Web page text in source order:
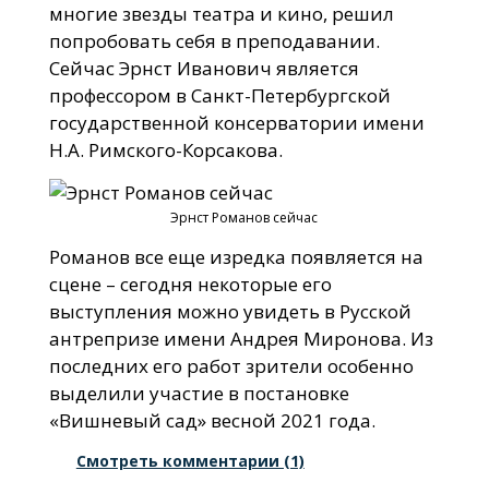
многие звезды театра и кино, решил
попробовать себя в преподавании.
Сейчас Эрнст Иванович является
профессором в Санкт-Петербургской
государственной консерватории имени
Н.А. Римского-Корсакова.
Эрнст Романов сейчас
Романов все еще изредка появляется на
сцене – сегодня некоторые его
выступления можно увидеть в Русской
антрепризе имени Андрея Миронова. Из
последних его работ зрители особенно
выделили участие в постановке
«Вишневый сад» весной 2021 года.
Смотреть комментарии (1)